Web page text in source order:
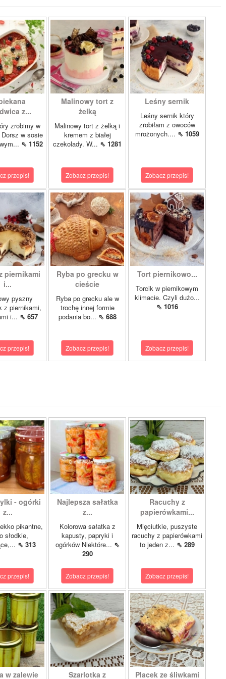
z...
zrobimy w
w sosie
⇖ 1152
przepis!
Malinowy tort z
żelką
Malinowy tort z żelką i
kremem z białej
czekolady. W... ⇖ 1281
Zobacz przepis!
Leśny sernik
Leśny sernik który
zrobiłam z owoców
mrożonych.... ⇖ 1059
Zobacz przepis!
piernikami
i...
pyszny
z piernikami,
i... ⇖ 657
przepis!
Ryba po grecku w
cieście
Ryba po grecku ale w
trochę innej formie
podania bo... ⇖ 688
Zobacz przepis!
Tort piernikowo...
Torcik w piernikowym
klimacie. Czyli dużo...
⇖ 1016
Zobacz przepis!
- ogórki
z...
pikantne,
słodkie,
⇖ 313
przepis!
Najlepsza sałatka
z...
Kolorowa sałatka z
kapusty, papryki i
ogórków Niektóre... ⇖
290
Zobacz przepis!
Racuchy z
papierówkami...
Mięciutkie, puszyste
racuchy z papierówkami
to jeden z... ⇖ 289
Zobacz przepis!
w zalewie Szarlotka z Placek ze śliwkami